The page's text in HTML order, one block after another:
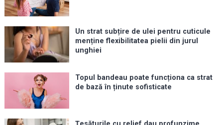
Un strat subțire de ulei pentru cuticule
menține flexibilitatea pielii din jurul
unghiei
Topul bandeau poate funcționa ca strat
de bază în ținute sofisticate